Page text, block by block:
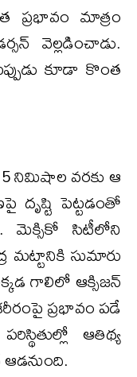
ప్రభావం మాత్రం
వెల్లడించాడు.
కూడా కొంత
నిమిషాల వరకు ఆ
దృష్టి పెట్టడంతో
మెక్సికో సిటీలోని
మట్టానికి సుమారు
గాలిలో ఆక్సిజన్
ప్రభావం పడే
ఆతిథ్య
ఆడనుంది.